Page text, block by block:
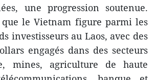
une progression soutenue.
le Vietnam figure parmi les
investisseurs au Laos, avec des
engagés dans des secteurs
mines, agriculture de haute